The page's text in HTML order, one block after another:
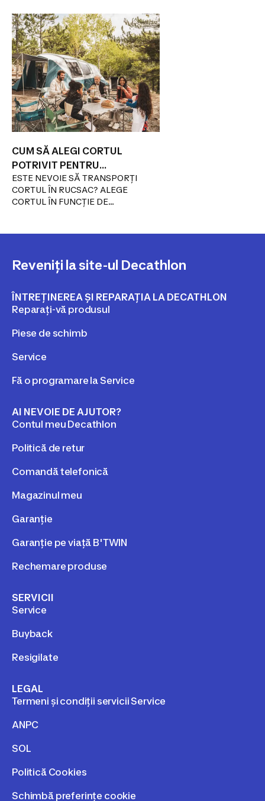
CUM SĂ ALEGI CORTUL
POTRIVIT PENTRU
DRUMETIE SAU TREKKING!
ESTE NEVOIE SĂ TRANSPORȚI
CORTUL ÎN RUCSAC? ALEGE
CORTUL ÎN FUNCȚIE DE
Reveniți la site-ul Decathlon
ÎNTREȚINEREA ȘI REPARAȚIA LA DECATHLON
Reparați-vă produsul
Piese de schimb
Service
Fă o programare la Service
AI NEVOIE DE AJUTOR?
Contul meu Decathlon
Politică de retur
Comandă telefonică
Magazinul meu
Garanție
Garanție pe viață B'TWIN
Rechemare produse
SERVICII
Service
Buyback
Resigilate
LEGAL
Termeni și condiții servicii Service
ANPC
SOL
Politică Cookies
Schimbă preferințe cookie